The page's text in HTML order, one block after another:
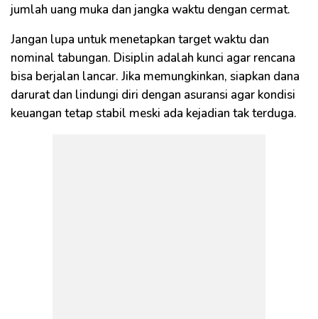
jumlah uang muka dan jangka waktu dengan cermat.
Jangan lupa untuk menetapkan target waktu dan
nominal tabungan. Disiplin adalah kunci agar rencana
bisa berjalan lancar. Jika memungkinkan, siapkan dana
darurat dan lindungi diri dengan asuransi agar kondisi
keuangan tetap stabil meski ada kejadian tak terduga.